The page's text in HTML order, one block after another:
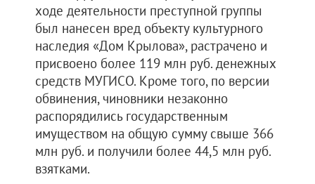
ходе деятельности преступной группы
был нанесен вред объекту культурного
наследия «Дом Крылова», растрачено и
присвоено более 119 млн руб. денежных
средств МУГИСО. Кроме того, по версии
обвинения, чиновники незаконно
распорядились государственным
имуществом на общую сумму свыше 366
млн руб. и получили более 44,5 млн руб.
взятками.